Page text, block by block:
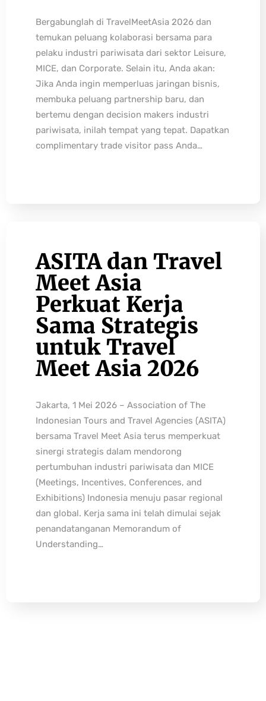
Bergabunglah di TravelMeetAsia 2026 dan
temukan peluang kolaborasi bersama para
pelaku industri pariwisata dari sektor Leisure,
MICE, dan Corporate. Selain itu, Anda akan:
Jika Anda ingin memperluas jaringan bisnis,
membuka peluang partnership baru, dan
bertemu dengan decision makers industri
pariwisata, inilah tempat yang tepat. Dapatkan
complimentary trade visitor pass Anda…
ASITA dan Travel
Meet Asia
Perkuat Kerja
Sama Strategis
untuk Travel
Meet Asia 2026
Jakarta, 1 Mei 2026 – Association of The
Indonesian Tours and Travel Agencies (ASITA)
bersama Travel Meet Asia terus memperkuat
sinergi strategis dalam mendorong
pertumbuhan industri pariwisata dan MICE
(Meetings, Incentives, Conferences, and
Exhibitions) Indonesia menuju pasar regional
dan global. Kerja sama ini telah dimulai sejak
penandatanganan Memorandum of
Understanding…